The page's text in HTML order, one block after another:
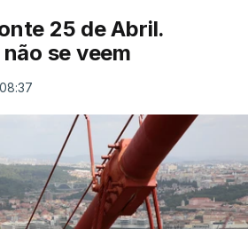
25 de Abril.
se veem